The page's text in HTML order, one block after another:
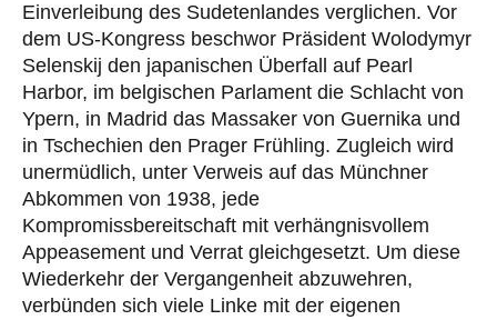
Einverleibung des Sudetenlandes verglichen. Vor
dem US-Kongress beschwor Präsident Wolodymyr
Selenskij den japanischen Überfall auf Pearl
Harbor, im belgischen Parlament die Schlacht von
Ypern, in Madrid das Massaker von Guernika und
in Tschechien den Prager Frühling. Zugleich wird
unermüdlich, unter Verweis auf das Münchner
Abkommen von 1938, jede
Kompromissbereitschaft mit verhängnisvollem
Appeasement und Verrat gleichgesetzt. Um diese
Wiederkehr der Vergangenheit abzuwehren,
verbünden sich viele Linke mit der eigenen